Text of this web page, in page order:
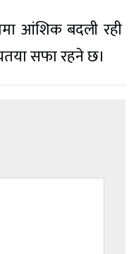
आंशिक बदली रही
सफा रहने छ।